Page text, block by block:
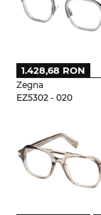
Zegna
EZ5302 - 020
1.428,68 RON